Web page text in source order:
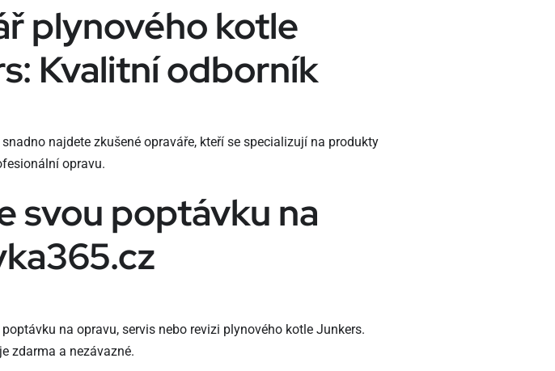
plynového kotle
Kvalitní odborník
najdete zkušené opraváře, kteří se specializují na produkty
opravu.
svou poptávku na
na opravu, servis nebo revizi plynového kotle Junkers.
zdarma a nezávazné.